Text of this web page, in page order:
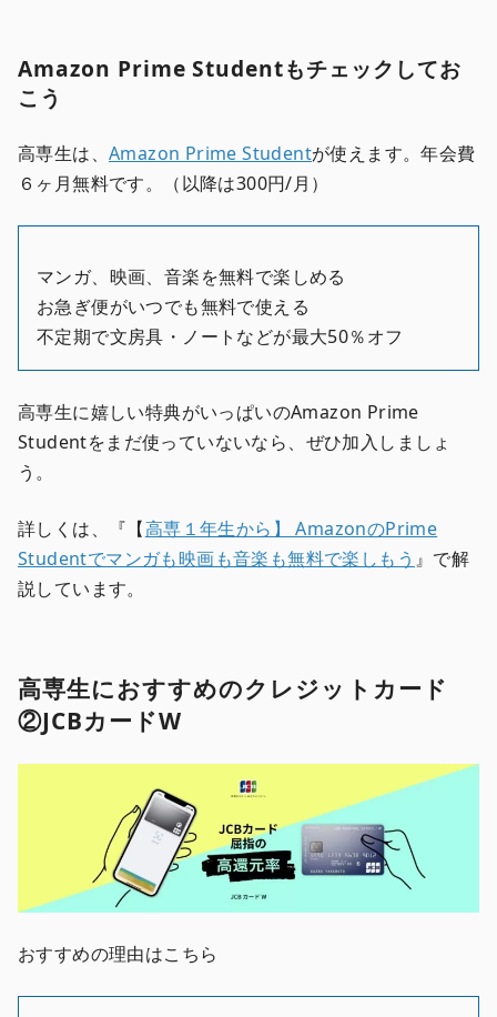
Amazon Prime Studentもチェックしてお
こう
高専生は、 Amazon Prime Studentが使えます。年会費
６ヶ月無料です。（以降は300円/月）
マンガ、映画、音楽を無料で楽しめる
お急ぎ便がいつでも無料で使える
不定期で文房具・ノートなどが最大50％オフ
高専生に嬉しい特典がいっぱいのAmazon Prime
Studentをまだ使っていないなら、ぜひ加入しましょ
う。
詳しくは、『【高専１年生から】 AmazonのPrime
Studentでマンガも映画も音楽も無料で楽しもう 』で解
説しています。
高専生におすすめのクレジットカード
②JCBカードW
おすすめの理由はこちら